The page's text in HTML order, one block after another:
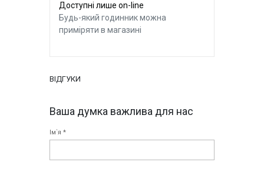
Доступні лише on-line
Будь-який годинник можна
приміряти в магазині
ВІДГУКИ
Ваша думка важлива для нас
Ім`я *